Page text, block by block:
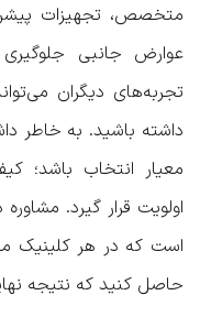
متخصص، تجهیزات
عوارض جانبی
تجربه‌های دیگران
داشته باشید. به خاطر
معیار انتخاب باشد؛
اولویت قرار گیرد.
است که در هر کلینیک
حاصل کنید که نتیجه